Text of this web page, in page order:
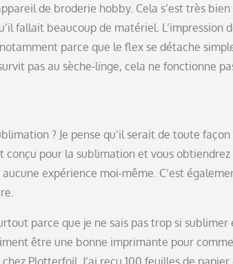
de broderie hobby. Cela s’est très
fallait beaucoup de matériel. L’impression
parce que le flex se détache
pas au sèche-linge, cela ne fonctionne
? Je pense qu’il serait de toute
conçu pour la sublimation et vous
expérience moi-même. C’est
parce que je ne sais pas trop si sublimer
être une bonne imprimante pour
Plotterfoil. J’ai reçu 100 feuilles de